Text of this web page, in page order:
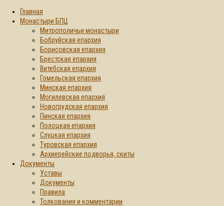
Главная
Монастыри БПЦ
Митрополичьи монастыри
Бобруйская епархия
Борисовская епархия
Брестская епархия
Витебская епархия
Гомельская епархия
Минская епархия
Могилевская епархия
Новогрудская епархия
Пинская епархия
Полоцкая епархия
Слуцкая епархия
Туровская епархия
Архиерейские подворья, скиты
Документы
Уставы
Документы
Правила
Толкования и комментарии